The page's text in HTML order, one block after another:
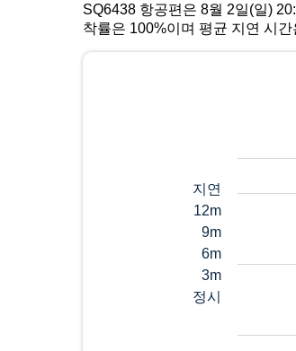
SQ6438 항공편은 8월 2일(일)
착률은 100%이며 평균 지연 시
지연
12m
9m
6m
3m
정시